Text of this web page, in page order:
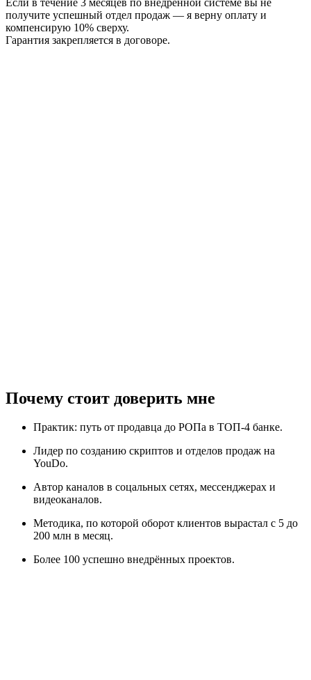
получите успешный отдел продаж — я верну оплату и
компенсирую 10% сверху.
Гарантия закрепляется в договоре.
Почему стоит доверить мне
Практик: путь от продавца до РОПа в ТОП-4 банке.
Лидер по созданию скриптов и отделов продаж на
YouDo.
Автор каналов в соцальных сетях, мессенджерах и
видеоканалов.
Методика, по которой оборот клиентов вырастал с 5 до
200 млн в месяц.
Более 100 успешно внедрённых проектов.